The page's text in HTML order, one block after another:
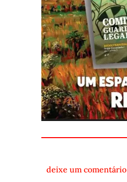
deixe um comentário